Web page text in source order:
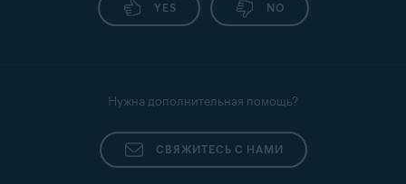
YES NO
Нужна дополнительная помощь?
СВЯЖИТЕСЬ С НАМИ